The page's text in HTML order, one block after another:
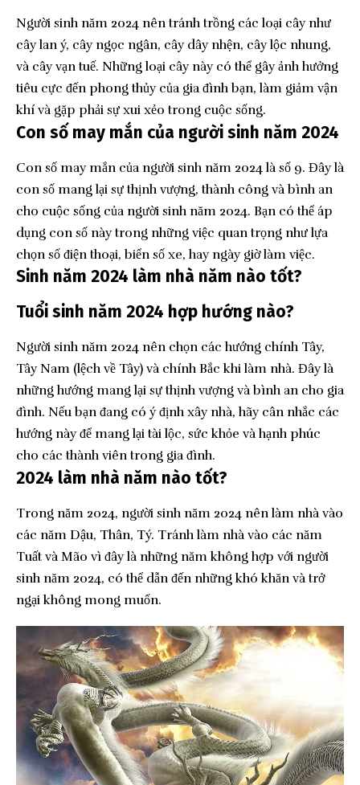
Người sinh năm 2024 nên tránh trồng các loại cây như
cây lan ý, cây ngọc ngân, cây dây nhện, cây lộc nhung,
và cây vạn tuế. Những loại cây này có thể gây ảnh hưởng
tiêu cực đến phong thủy của gia đình bạn, làm giảm vận
khí và gặp phải sự xui xẻo trong cuộc sống.
Con số may mắn của người sinh năm 2024
Con số may mắn của người sinh năm 2024 là số 9. Đây là
con số mang lại sự thịnh vượng, thành công và bình an
cho cuộc sống của người sinh năm 2024. Bạn có thể áp
dụng con số này trong những việc quan trọng như lựa
chọn số điện thoại, biển số xe, hay ngày giờ làm việc.
Sinh năm 2024 làm nhà năm nào tốt?
Tuổi sinh năm 2024 hợp hướng nào?
Người sinh năm 2024 nên chọn các hướng chính Tây,
Tây Nam (lệch về Tây) và chính Bắc khi làm nhà. Đây là
những hướng mang lại sự thịnh vượng và bình an cho gia
đình. Nếu bạn đang có ý định xây nhà, hãy cân nhắc các
hướng này để mang lại tài lộc, sức khỏe và hạnh phúc
cho các thành viên trong gia đình.
2024 làm nhà năm nào tốt?
Trong năm 2024, người sinh năm 2024 nên làm nhà vào
các năm Dậu, Thân, Tý. Tránh làm nhà vào các năm
Tuất và Mão vì đây là những năm không hợp với người
sinh năm 2024, có thể dẫn đến những khó khăn và trở
ngại không mong muốn.